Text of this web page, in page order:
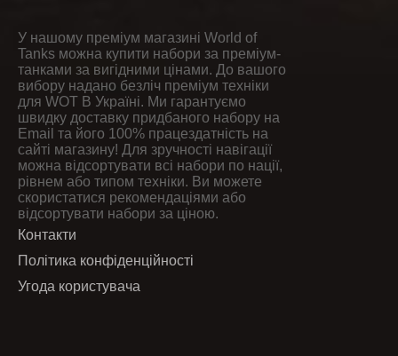
У нашому преміум магазині World of
Tanks можна купити набори за преміум-
танками за вигідними цінами. До вашого
вибору надано безліч преміум техніки
для WOT В Україні. Ми гарантуємо
швидку доставку придбаного набору на
Email та його 100% працездатність на
сайті магазину! Для зручності навігації
можна відсортувати всі набори по нації,
рівнем або типом техніки. Ви можете
скористатися рекомендаціями або
відсортувати набори за ціною.
Контакти
Політика конфіденційності
Угода користувача